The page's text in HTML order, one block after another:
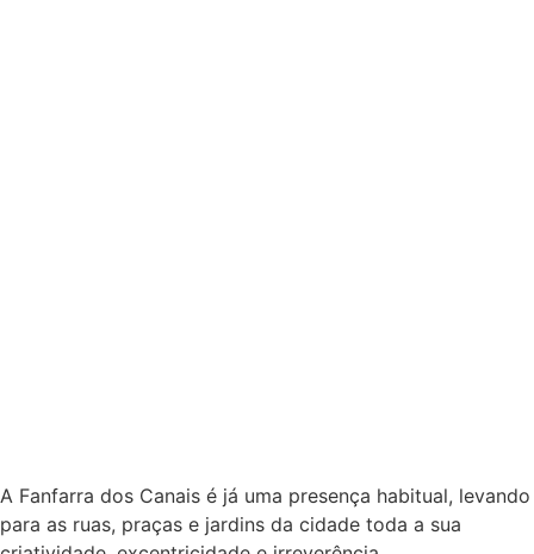
A Fanfarra dos Canais é já uma presença habitual, levando
para as ruas, praças e jardins da cidade toda a sua